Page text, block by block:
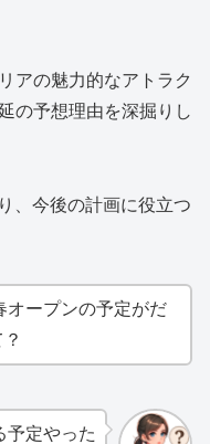
アの魅力的なアトラク
の予想理由を深掘りし
、今後の計画に役立つ
オープンの予定がだ
予定やった